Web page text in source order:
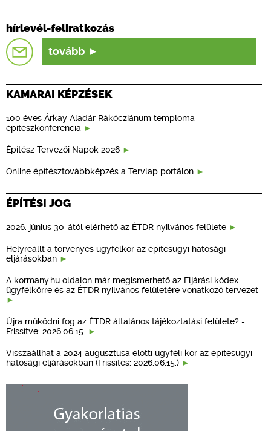
hírlevél-feliratkozás
tovább
KAMARAI KÉPZÉSEK
100 éves Árkay Aladár Rákócziánum temploma
építészkonferencia
Építész Tervezői Napok 2026
Online építésztovábbképzés a Tervlap portálon
ÉPÍTÉSI JOG
2026. június 30-ától elérhető az ÉTDR nyilvános felülete
Helyreállt a törvényes ügyfélkör az építésügyi hatósági
eljárásokban
A kormany.hu oldalon már megismerhető az Eljárási kódex
ügyfélkörre és az ÉTDR nyilvános felületére vonatkozó tervezet
Újra működni fog az ÉTDR általános tájékoztatási felülete? -
Frissítve: 2026.06.15.
Visszaállhat a 2024 augusztusa előtti ügyféli kör az építésügyi
hatósági eljárásokban (Frissítés: 2026.06.15.)